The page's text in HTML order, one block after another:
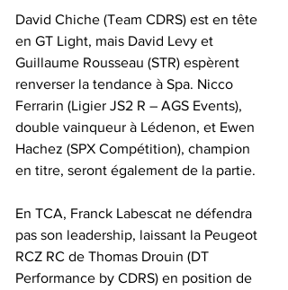
David Chiche (Team CDRS) est en tête
en GT Light, mais David Levy et
Guillaume Rousseau (STR) espèrent
renverser la tendance à Spa. Nicco
Ferrarin (Ligier JS2 R – AGS Events),
double vainqueur à Lédenon, et Ewen
Hachez (SPX Compétition), champion
en titre, seront également de la partie.
En TCA, Franck Labescat ne défendra
pas son leadership, laissant la Peugeot
RCZ RC de Thomas Drouin (DT
Performance by CDRS) en position de